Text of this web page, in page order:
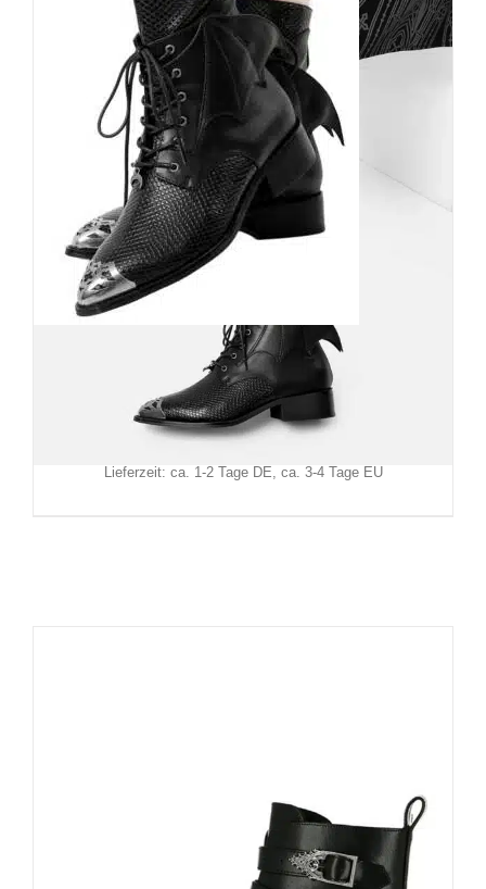
Restyle Pikes Shadow Wing
129,90€
Inkl. MwSt.
zzgl.Versand
Lieferzeit: ca. 1-2 Tage DE, ca. 3-4 Tage EU